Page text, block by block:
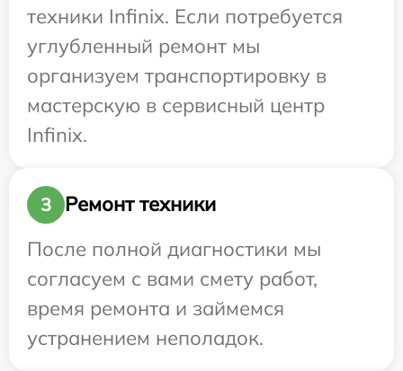
техники Infinix. Если потребуется
углубленный ремонт мы
организуем транспортировку в
мастерскую в сервисный центр
Infinix.
3
Ремонт техники
После полной диагностики мы
согласуем с вами смету работ,
время ремонта и займемся
устранением неполадок.